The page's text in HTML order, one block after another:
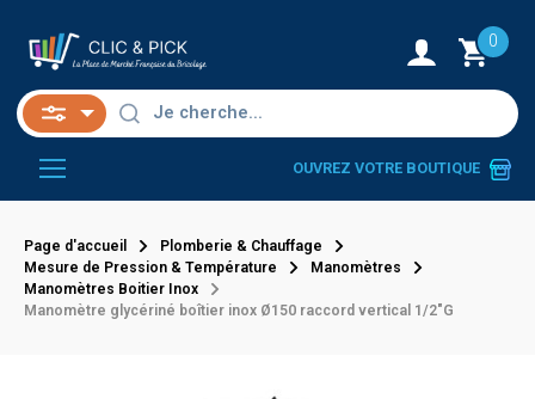
0
OUVREZ VOTRE BOUTIQUE
Page d'accueil
Plomberie & Chauffage
Mesure de Pression & Température
Manomètres
Manomètres Boitier Inox
Manomètre glycériné boîtier inox Ø150 raccord vertical 1/2"G